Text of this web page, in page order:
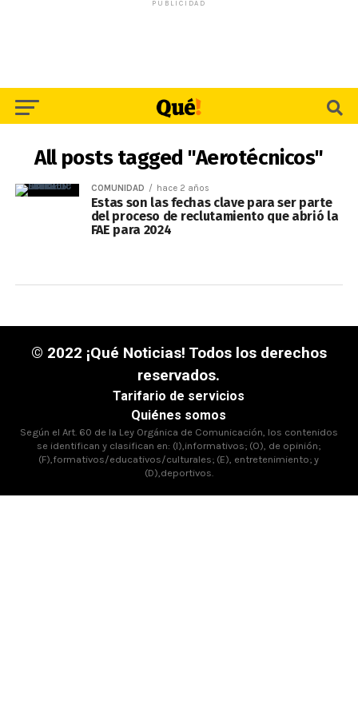
PUBLICIDAD
All posts tagged "Aerotécnicos"
COMUNIDAD hace 2 años
Estas son las fechas clave para ser parte
del proceso de reclutamiento que abrió la
FAE para 2024
© 2022 ¡Qué Noticias! Todos los derechos
reservados.
Tarifario de servicios
Quiénes somos
Según el Art. 60 de la Ley Orgánica de Comunicación, los contenidos
se identifican y clasifican en: (I),informativos; (O), de opinión;
(F),formativos/educativos/culturales; (E), entretenimiento; y
(D),deportivos.